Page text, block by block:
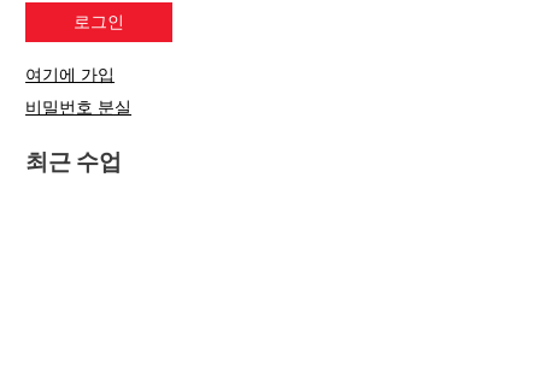
여기에 가입
비밀번호 분실
최근 수업